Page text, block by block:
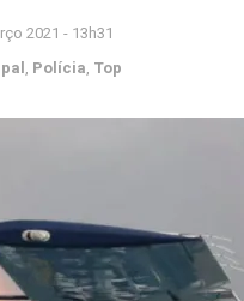
2021 - 13h31
, Polícia, Top